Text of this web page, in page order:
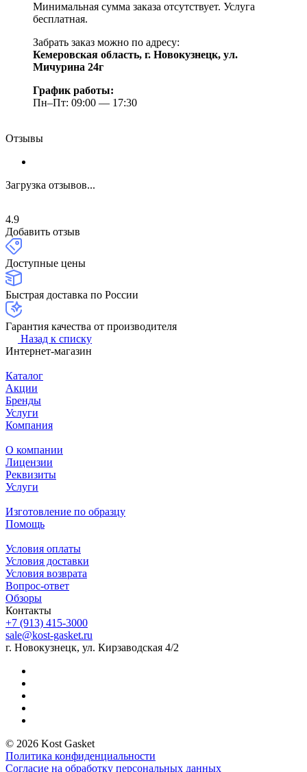
Минимальная сумма заказа отсутствует. Услуга
бесплатная.
Забрать заказ можно по адресу:
Кемеровская область, г. Новокузнецк, ул.
Мичурина 24г
График работы:
Пн–Пт: 09:00 — 17:30
Отзывы
Загрузка отзывов...
4.9
Добавить отзыв
Доступные цены
Быстрая доставка по России
Гарантия качества от производителя
Назад к списку
Интернет-магазин
Каталог
Акции
Бренды
Услуги
Компания
О компании
Лицензии
Реквизиты
Услуги
Изготовление по образцу
Помощь
Условия оплаты
Условия доставки
Условия возврата
Вопрос-ответ
Обзоры
Контакты
+7 (913) 415-3000
sale@kost-gasket.ru
г. Новокузнецк, ул. Кирзаводская 4/2
© 2026 Kost Gasket
Политика конфиденциальности
Согласие на обработку персональных данных